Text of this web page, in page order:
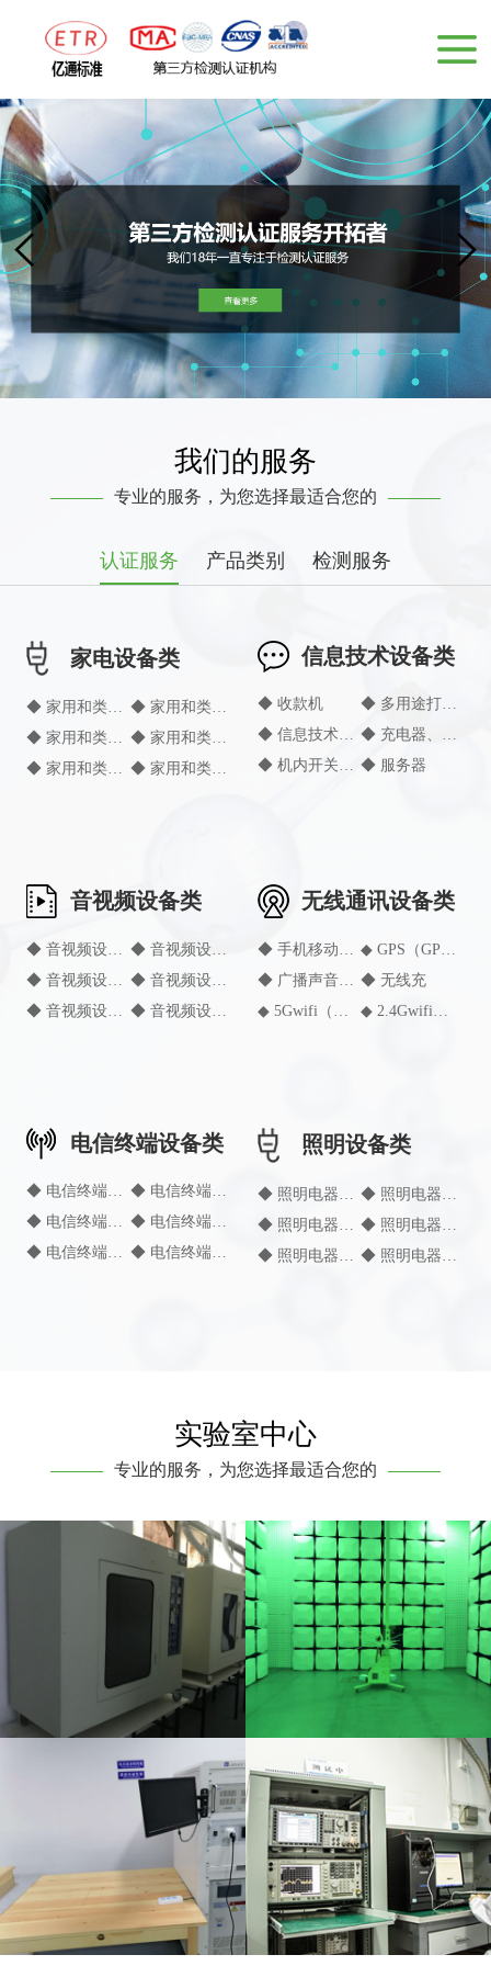
我们的服务
专业的服务，为您选择最适合您的
认证服务 产品类别 检测服务
家电设备类
◆ 家用和类似用途设备（电热毯、电热垫及类似柔性发热器具
◆ 家用和类似用途设备（电饭锅）
◆ 家用和类似用途设备（液体加热器）
◆ 家用和类似用途设备（冷热饮水机）
◆ 家用和类似用途设备（吸油烟机）
◆ 家用和类似用途设备（微波炉）
信息技术设备类
◆ 收款机
◆ 多用途打印复印机
◆ 信息技术设备（扫描仪）
◆ 充电器、适配器（线型）
◆ 机内开关电源 ◆ 服务器
音视频设备类
◆ 音视频设备（扬声器有源音箱）
◆ 音视频设备（音频功率放大器）
◆ 音视频设备（DVD播放机）
◆ 音视频设备（磁带录（放）音卡座）
◆ 音视频设备（各类载体形式的音视频录制播放及处理设备）
◆ 音视频设备（组合音响）
无线通讯设备类
◆ 手机移动终端 (GSM，WCDMA，LTE终端设备)
◆ GPS（GPS 导航）
◆ 广播声音接收机（fm收音机、AM收音、DAB收音机等...） ◆ 无线充
◆ 5Gwifi（路由器、手机、平板电脑、笔记本电脑）
◆ 2.4Gwifi（路由器、智能插座、手机、平板电脑、笔记本电脑）
电信终端设备类
◆ 电信终端设备（传真机）
◆ 电信终端设备（无绳电话终端）
◆ 电信终端设备（移动用户终端）
◆ 电信终端设备（数据终端（含卡））
◆ 电信终端设备（多媒体终端）
◆ 电信终端设备（安全部件）
照明设备类
实验室中心
专业的服务，为您选择最适合您的